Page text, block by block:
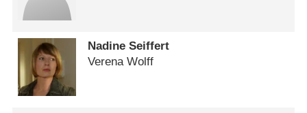
Nadine Seiffert
Verena Wolff